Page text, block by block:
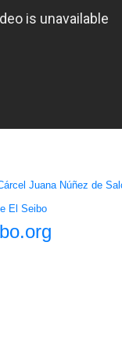
Juana Núñez de
El Seibo